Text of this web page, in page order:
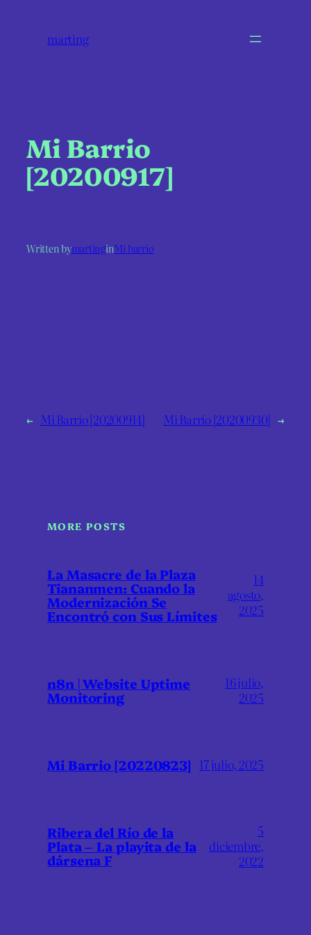
marting
Mi Barrio
[20200917]
Written bymartinginMi barrio
← Mi Barrio [20200914] Mi Barrio [20200930] →
MORE POSTS
La Masacre de la Plaza
Tiananmen: Cuando la
Modernización Se
Encontró con Sus Límites
14
agosto,
2025
n8n | Website Uptime
Monitoring
16 julio,
2025
Mi Barrio [20220823] 17 julio, 2025
Ribera del Río de la
Plata – La playita de la
dársena F
5
diciembre,
2022